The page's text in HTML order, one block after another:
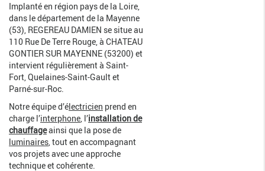
Implanté en région pays de la Loire,
dans le département de la Mayenne
(53), REGEREAU DAMIEN se situe au
110 Rue De Terre Rouge, à CHATEAU
GONTIER SUR MAYENNE (53200) et
intervient régulièrement à Saint-
Fort, Quelaines-Saint-Gault et
Parné-sur-Roc.
Notre équipe d’électricien prend en
charge l’interphone, l’installation de
chauffageainsi que la pose de
luminaires, tout en accompagnant
vos projets avec une approche
technique et cohérente.